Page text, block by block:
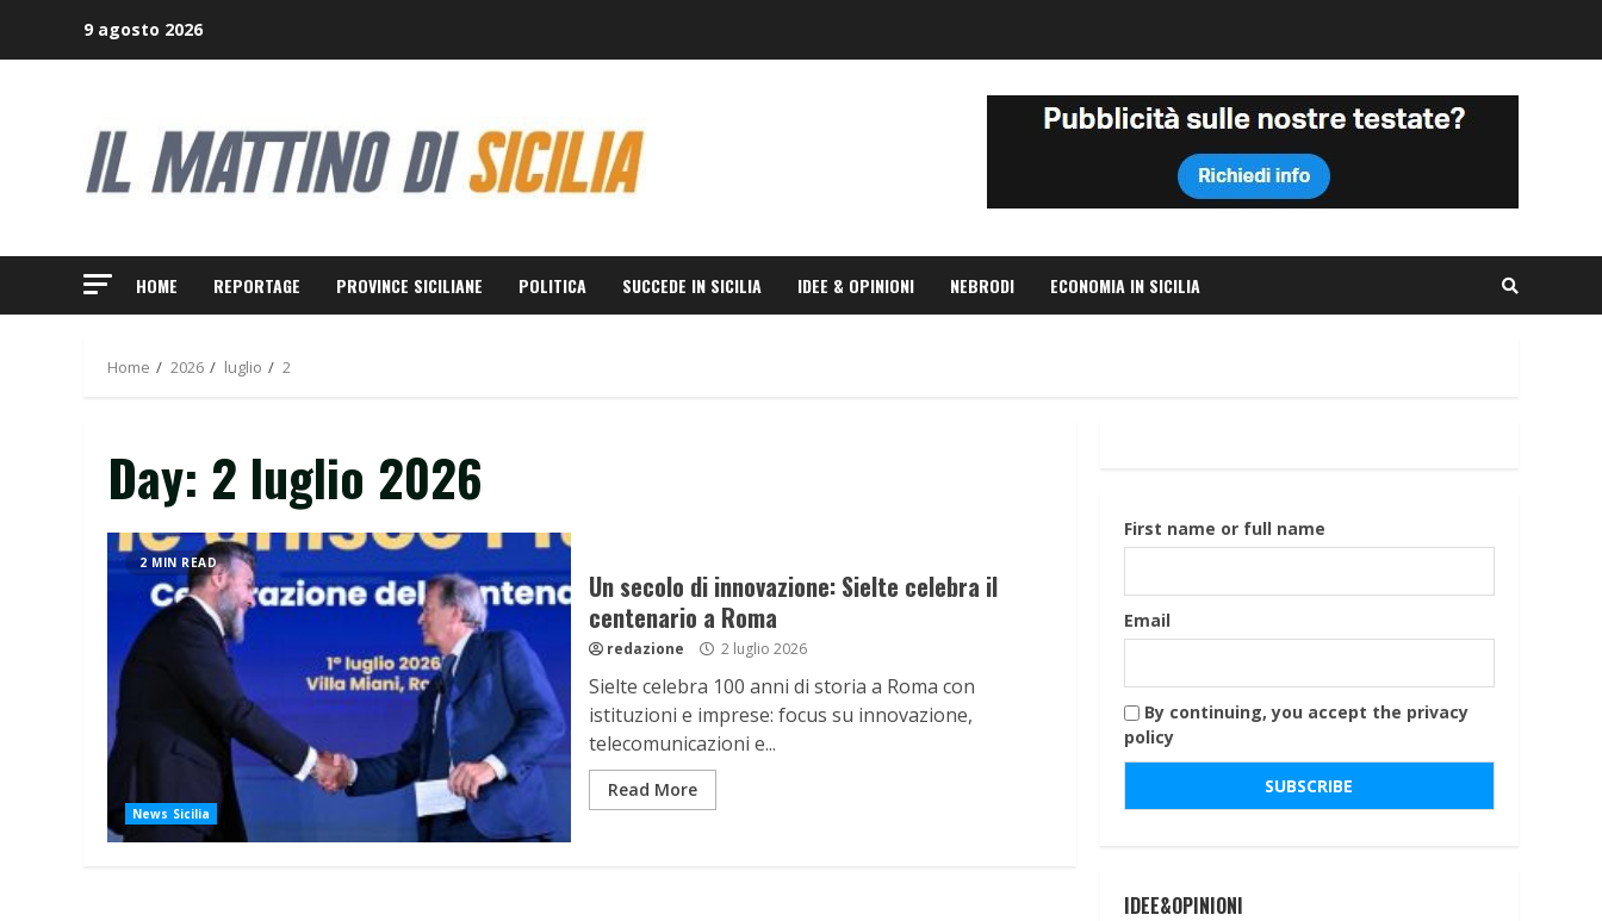
9 agosto 2026
HOME REPORTAGE PROVINCE SICILIANE POLITICA SUCCEDE IN SICILIA IDEE & OPINIONI NEBRODI ECONOMIA IN SICILIA
Home 2026 luglio 2
Day: 2 luglio 2026
2 MIN READ
News Sicilia
Un secolo di innovazione: Sielte celebra il
centenario a Roma
redazione 2 luglio 2026
Sielte celebra 100 anni di storia a Roma con
istituzioni e imprese: focus su innovazione,
telecomunicazioni e...
Read More
First name or full name
Email
By continuing, you accept the privacy
policy
IDEE&OPINIONI